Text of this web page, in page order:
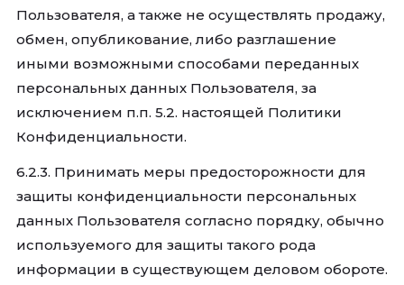
Пользователя, а также не осуществлять продажу,
обмен, опубликование, либо разглашение
иными возможными способами переданных
персональных данных Пользователя, за
исключением п.п. 5.2. настоящей Политики
Конфиденциальности.
6.2.3. Принимать меры предосторожности для
защиты конфиденциальности персональных
данных Пользователя согласно порядку, обычно
используемого для защиты такого рода
информации в существующем деловом обороте.